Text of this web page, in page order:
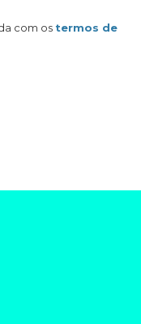
com os termos de